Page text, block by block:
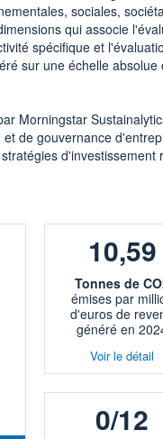
sociales,
qui associe
spécifique et
sur une échelle
Morningstar
de gouvernance
d'investissement
10,59
Tonnes de
émises par
d'euros de
généré en
Voir le détail
0/12